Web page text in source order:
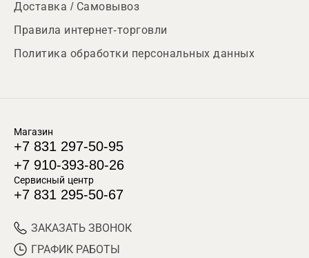
Доставка / Самовывоз
Правила интернет-торговли
Политика обработки персональных данных
Магазин
+7 831 297-50-95
+7 910-393-80-26
Сервисный центр
+7 831 295-50-67
ЗАКАЗАТЬ ЗВОНОК
ГРАФИК РАБОТЫ